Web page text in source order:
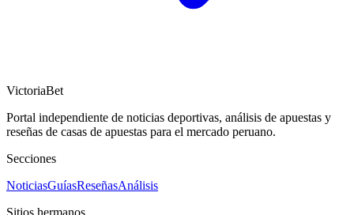
VictoriaBet
Portal independiente de noticias deportivas, análisis de apuestas y
reseñas de casas de apuestas para el mercado peruano.
Secciones
NoticiasGuíasReseñasAnálisis